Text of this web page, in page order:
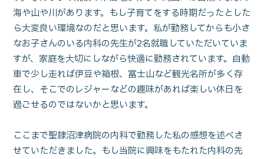
海や山や川があります。もし子育てをする時期だったとした
ら大変良い環境なのだと思います。私が勤務してからも小さ
なお子さんのいる内科の先生が2名就職していただいていま
すが、家庭を大切にしながら快適に勤務されています。自動
車で少し走れば伊豆や箱根、富士山など観光名所が多く存
在し、そこでのレジャーなどの趣味があれば楽しい休日を
過ごせるのではないかと思います。
ここまで聖隷沼津病院の内科で勤務した私の感想を述べさ
せていただきました。もし当院に興味をもたれた内科の先